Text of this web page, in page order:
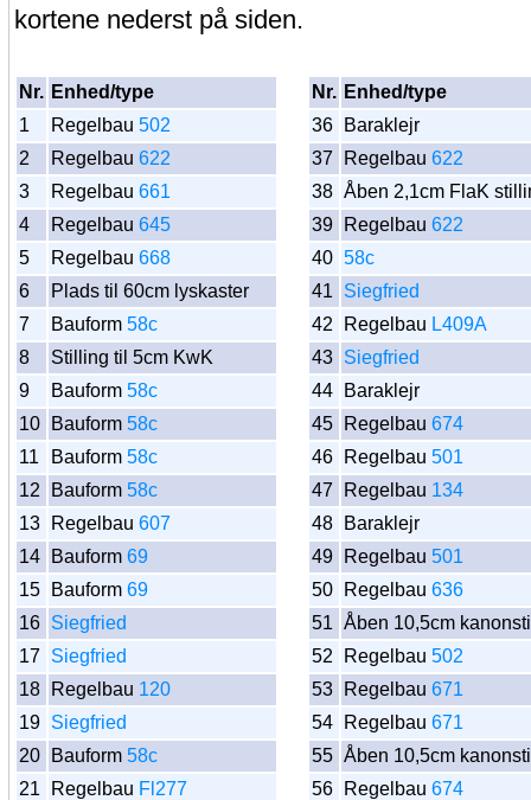
kortene nederst på siden.
Nr. Enhed/type Nr. Enhed/type
1
Regelbau 502 36
Baraklejr
2
Regelbau 622 37 Regelbau 622
3
Regelbau 661 38 Åben 2,1cm FlaK
4
Regelbau 645 39 Regelbau 622
5
Regelbau 668 40 58c
6
Plads til 60cm lyskaster 41
Siegfried
7
Bauform 58c 42 Regelbau L409A
8
Stilling til 5cm KwK 43
Siegfried
9
Bauform 58c 44
Baraklejr
10
Bauform 58c 45 Regelbau 674
11
Bauform 58c 46 Regelbau 501
12
Bauform 58c 47 Regelbau 134
13
Regelbau 607 48
Baraklejr
14
Bauform 69 49 Regelbau 501
15
Bauform 69 50 Regelbau 636
16
Siegfried 51 Åben 10,5cm
17
Siegfried 52 Regelbau 502
18
Regelbau 120 53 Regelbau 671
19
Siegfried 54 Regelbau 671
20
Bauform 58c 55 Åben 10,5cm
21
Regelbau Fl277 56 Regelbau 674